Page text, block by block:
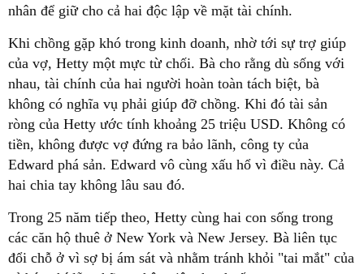
nhân để giữ cho cả hai độc lập về mặt tài chính.
Khi chồng gặp khó trong kinh doanh, nhờ tới sự trợ giúp
của vợ, Hetty một mực từ chối. Bà cho rằng dù sống với
nhau, tài chính của hai người hoàn toàn tách biệt, bà
không có nghĩa vụ phải giúp đỡ chồng. Khi đó tài sản
ròng của Hetty ước tính khoảng 25 triệu USD. Không có
tiền, không được vợ đứng ra bảo lãnh, công ty của
Edward phá sản. Edward vô cùng xấu hổ vì điều này. Cả
hai chia tay không lâu sau đó.
Trong 25 năm tiếp theo, Hetty cùng hai con sống trong
các căn hộ thuê ở New York và New Jersey. Bà liên tục
đổi chỗ ở vì sợ bị ám sát và nhằm tránh khỏi "tai mắt" của